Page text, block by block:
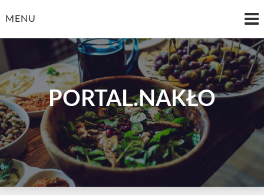
toMENU
PORTAL.NAKŁO